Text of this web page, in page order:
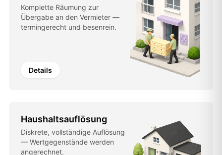
Komplette Räumung zur
Übergabe an den Vermieter —
termingerecht und besenrein.
Details
Haushaltsauflösung
Diskrete, vollständige Auflösung
— Wertgegenstände werden
angerechnet.